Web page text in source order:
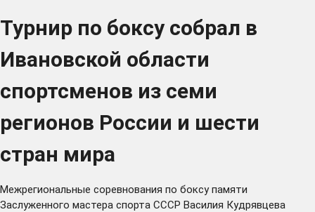
Турнир по боксу собрал в
Ивановской области
спортсменов из семи
регионов России и шести
стран мира
Межрегиональные соревнования по боксу памяти
Заслуженного мастера спорта СССР Василия Кудрявцева